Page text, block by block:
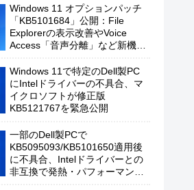
Windows 11 オプションパッチ
「KB5101684」公開：File
Explorerの表示改善やVoice
Access「音声分離」など新機能
Windows 11で特定のDell製PC
にIntelドライバーの不具合、マ
イクロソフトが修正版
KB5121767を緊急公開
一部のDell製PCで
KB5095093/KB5101650適用後
に不具合、Intelドライバーとの
非互換で発熱・パフォーマンス